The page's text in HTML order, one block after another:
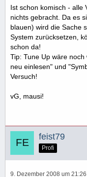
Ist schon komisch - alle
nichts gebracht. Da es
blauen) wird die Sache
System zurücksetzen,
schon da!
Tip: Tune Up wäre
neu einlesen" und
Versuch!
vG, mausi!
feist79
Profi
9. Dezember 2008 um 21:26